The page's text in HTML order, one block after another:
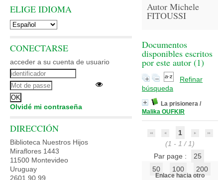
Autor Michele
FITOUSSI
Documentos
disponibles escritos
por este autor (1)
Refinar
búsqueda
La prisionera /
Malika OUFKIR
1
(1 - 1 / 1)
Par page :
25
50
100 200
Enlace hacia otro
ELIGE IDIOMA
CONECTARSE
acceder a su cuenta de usuario
Olvidé mi contraseña
DIRECCIÓN
Biblioteca Nuestros Hijos
Miraflores 1443
11500 Montevideo
Uruguay
2601 90 99